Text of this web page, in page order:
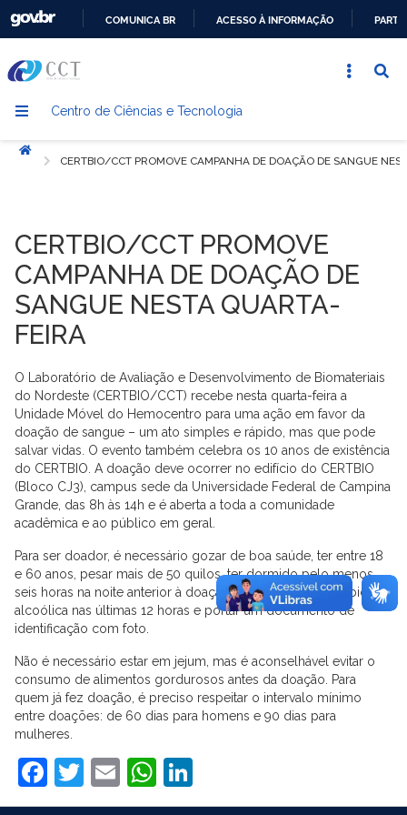
CONTEÚDO
COMUNICA BR ACESSO À INFORMAÇÃO
Centro de Ciências e Tecnologia
Início
CERTBIO/CCT PROMOVE CAMPANHA DE DOAÇÃO DE SANGUE
CERTBIO/CCT PROMOVE
CAMPANHA DE DOAÇÃO DE
SANGUE NESTA QUARTA-
FEIRA
O Laboratório de Avaliação e Desenvolvimento de Biomateriais
do Nordeste (CERTBIO/CCT) recebe nesta quarta-feira a
Unidade Móvel do Hemocentro para uma ação em favor da
doação de sangue – um ato simples e rápido, mas que pode
salvar vidas. O evento também celebra os 10 anos de existência
do CERTBIO. A doação deve ocorrer no edifício do CERTBIO
(Bloco CJ3), campus sede da Universidade Federal de Campina
Grande, das 8h às 14h e é aberta a toda a comunidade
acadêmica e ao público em geral.
Para ser doador, é necessário gozar de boa saúde, ter entre 18
e 60 anos, pesar mais de 50 quilos, ter dormido pelo menos
seis horas na noite anterior à doação, não ter ingerido bebida
alcoólica nas últimas 12 horas e portar um documento de
identificação com foto.
Não é necessário estar em jejum, mas é aconselhável evitar o
consumo de alimentos gordurosos antes da doação. Para
quem já fez doação, é preciso respeitar o intervalo mínimo
entre doações: de 60 dias para homens e 90 dias para
mulheres.
Facebook
Twitter
EmailWhatsApp